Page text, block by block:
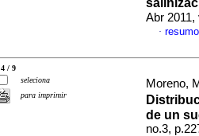
Abr 2011,
·
4 / 9
seleciona
para imprimir
Moreno,
de un
no.3,